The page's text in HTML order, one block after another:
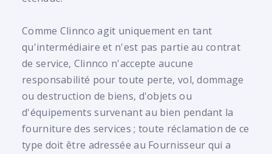
Comme Clinnco agit uniquement en tant
qu'intermédiaire et n'est pas partie au contrat
de service, Clinnco n'accepte aucune
responsabilité pour toute perte, vol, dommage
ou destruction de biens, d'objets ou
d'équipements survenant au bien pendant la
fourniture des services ; toute réclamation de ce
type doit être adressée au Fournisseur qui a